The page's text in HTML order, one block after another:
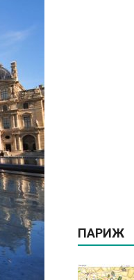
ПАРИЖ